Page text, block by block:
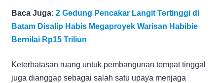
Baca Juga: 2 Gedung Pencakar Langit Tertinggi di
Batam Disalip Habis Megaproyek Warisan Habibie
Bernilai Rp15 Triliun
Keterbatasan ruang untuk pembangunan tempat tinggal
juga dianggap sebagai salah satu upaya menjaga